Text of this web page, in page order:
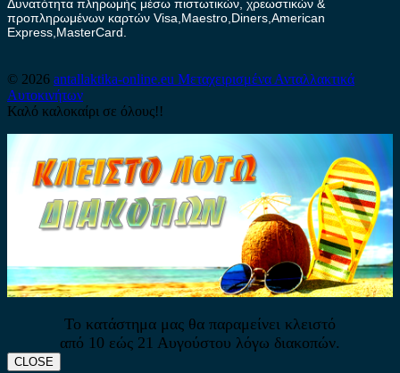
Δυνατότητα πληρωμής μέσω πιστωτικών, χρεωστικών &
προπληρωμένων καρτών Visa,Maestro,Diners,American
Express,MasterCard.
© 2026 antallaktika-online.eu Μεταχειρισμένα Ανταλλακτικά
Αυτοκινήτων
Καλό καλοκαίρι σε όλους!!
Το κατάστημα μας θα παραμείνει κλειστό
από 10 εώς 21 Αυγούστου λόγω διακοπών.
CLOSE